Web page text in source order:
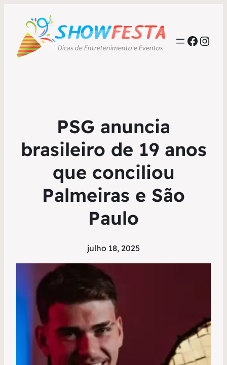
PSG anuncia
brasileiro de 19 anos
que conciliou
Palmeiras e São
Paulo
julho 18, 2025